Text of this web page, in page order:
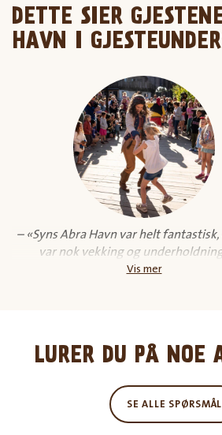
DETTE SIER
HAVN I
– «Syns Abra Havn var helt
var nok vekking og
sjørøvere og hvor gjennomført hele
Vis mer
LURER DU PÅ NOE
SE ALLE SPØRSMÅL